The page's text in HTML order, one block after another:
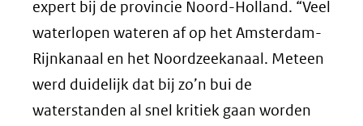
expert bij de provincie Noord-Holland. “Veel
waterlopen wateren af op het Amsterdam-
Rijnkanaal en het Noordzeekanaal. Meteen
werd duidelijk dat bij zo’n bui de
waterstanden al snel kritiek gaan worden